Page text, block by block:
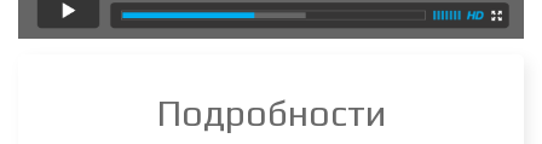
Подробности